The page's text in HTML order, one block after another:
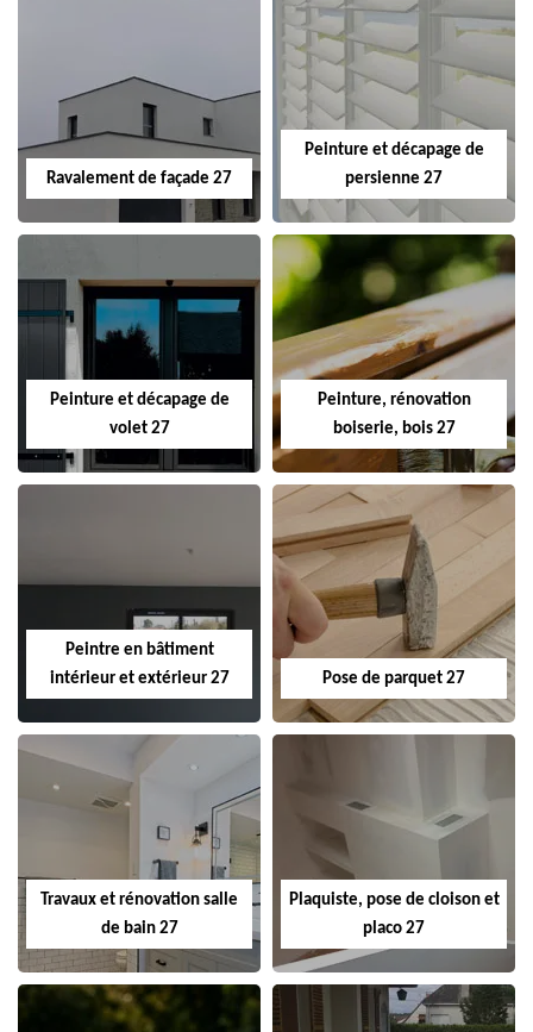
Ravalement de façade 27
Peinture et décapage de
persienne 27
Peinture et décapage de
volet 27
Peinture, rénovation
boiserie, bois 27
Peintre en bâtiment
intérieur et extérieur 27
Pose de parquet 27
Travaux et rénovation salle
de bain 27
Plaquiste, pose de cloison et
placo 27